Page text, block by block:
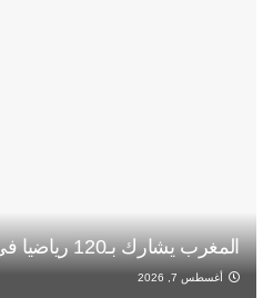
المغرب يشارك بـ120 رياضيا في دورة تارانتو 2026
أغسطس 7, 2026